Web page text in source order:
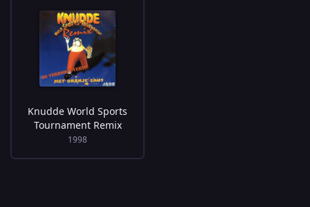
Knudde World Sports
Tournament Remix
1998